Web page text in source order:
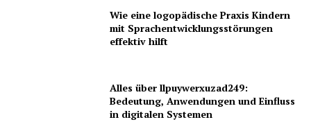
Wie eine logopädische Praxis Kindern
mit Sprachentwicklungsstörungen
effektiv hilft
Alles über llpuywerxuzad249:
Bedeutung, Anwendungen und Einfluss
in digitalen Systemen